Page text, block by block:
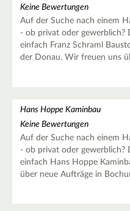
Keine Bewertungen
Auf der Suche nach einem
- ob privat oder gewerblich?
einfach Franz Schraml
der Donau. Wir freuen uns
Hans Hoppe Kaminbau
Keine Bewertungen
Auf der Suche nach einem
- ob privat oder gewerblich?
einfach Hans Hoppe
über neue Aufträge in